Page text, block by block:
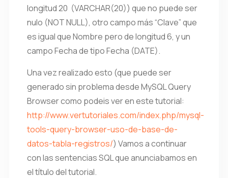
longitud 20 (VARCHAR(20)) que no puede ser
nulo (NOT NULL), otro campo más “Clave” que
es igual que Nombre pero de longitud 6, y un
campo Fecha de tipo Fecha (DATE).
Una vez realizado esto (que puede ser
generado sin problema desde MySQL Query
Browser como podeis ver en este tutorial:
http://www.vertutoriales.com/index.php/mysql-
tools-query-browser-uso-de-base-de-
datos-tabla-registros/) Vamos a continuar
con las sentencias SQL que anunciabamos en
el título del tutorial.